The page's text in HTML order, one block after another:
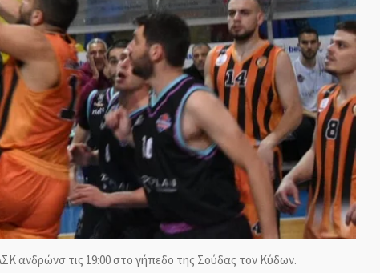
ανδρώνσ τις 19:00 στο γήπεδο της Σούδας τον Κύδων.